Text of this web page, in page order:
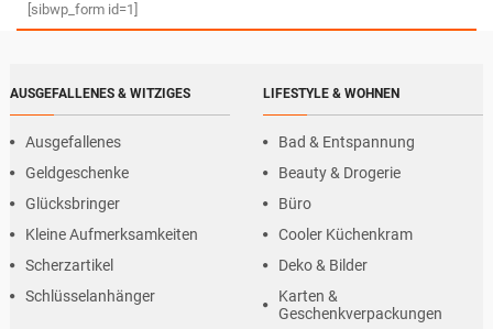
[sibwp_form id=1]
AUSGEFALLENES & WITZIGES
Ausgefallenes
Geldgeschenke
Glücksbringer
Kleine Aufmerksamkeiten
Scherzartikel
Schlüsselanhänger
LIFESTYLE & WOHNEN
Bad & Entspannung
Beauty & Drogerie
Büro
Cooler Küchenkram
Deko & Bilder
Karten &
Geschenkverpackungen